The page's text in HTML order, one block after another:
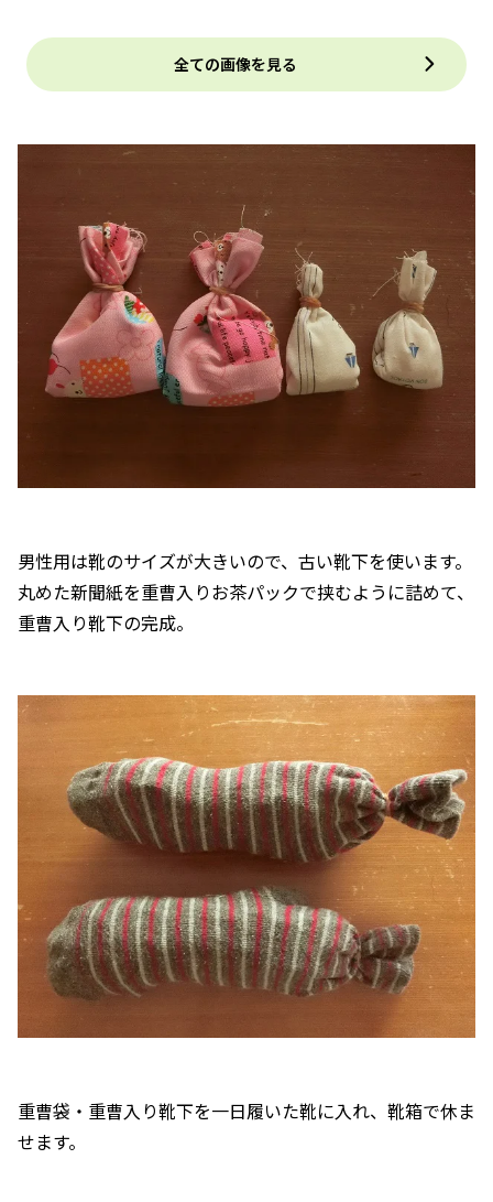
全ての画像を見る
男性用は靴のサイズが大きいので、古い靴下を使います。
丸めた新聞紙を重曹入りお茶パックで挟むように詰めて、
重曹入り靴下の完成。
重曹袋・重曹入り靴下を一日履いた靴に入れ、靴箱で休ま
せます。